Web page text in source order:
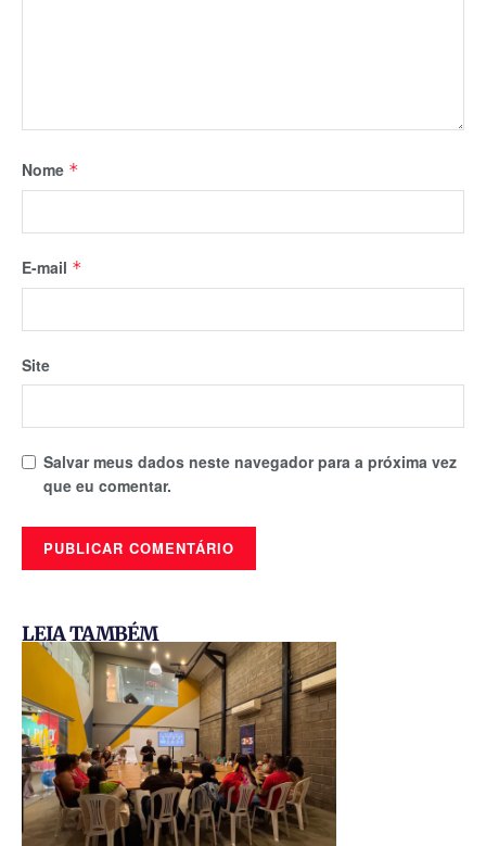
Nome *
E-mail *
Site
Salvar meus dados neste navegador para a próxima vez
que eu comentar.
LEIA TAMBÉM